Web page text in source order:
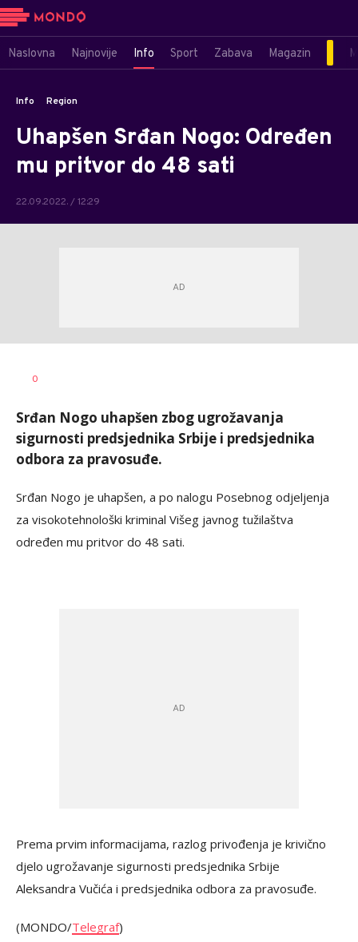
Naslovna Najnovije Info Sport Zabava Magazin
Info Region
Uhapšen Srđan Nogo: Određen
mu pritvor do 48 sati
22.09.2022. / 12:29
AUTOR
0
Srđan Nogo uhapšen zbog ugrožavanja
sigurnosti predsjednika Srbije i predsjednika
odbora za pravosuđe.
Srđan Nogo je uhapšen, a po nalogu Posebnog odjeljenja
za visokotehnološki kriminal Višeg javnog tužilaštva
određen mu pritvor do 48 sati.
Prema prvim informacijama, razlog privođenja je krivično
djelo ugrožavanje sigurnosti predsjednika Srbije
Aleksandra Vučića i predsjednika odbora za pravosuđe.
(MONDO/Telegraf)